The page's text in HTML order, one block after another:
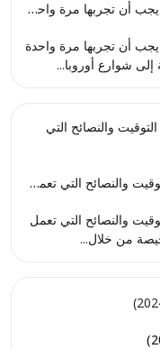
أشهر مهرجانات الموسيقى في العالم التي يجب أن تجربها مرة واحدة على الأقل
أن تجربها مرة واحدة
شوارع أوروبا...
كيفية العثور على رحلات طيران رخيصة: التوقيت والنصائح التي تعمل فعلاً
والنصائح التي تعمل
من خلال...